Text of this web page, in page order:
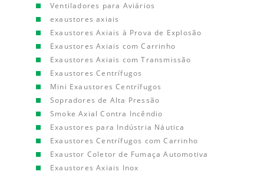
Ventiladores para Aviários
exaustores axiais
Exaustores Axiais à Prova de Explosão
Exaustores Axiais com Carrinho
Exaustores Axiais com Transmissão
Exaustores Centrífugos
Mini Exaustores Centrífugos
Sopradores de Alta Pressão
Smoke Axial Contra Incêndio
Exaustores para Indústria Náutica
Exaustores Centrífugos com Carrinho
Exaustor Coletor de Fumaça Automotiva
Exaustores Axiais Inox